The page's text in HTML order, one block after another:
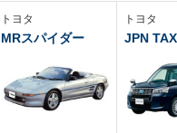
トヨタ
MRスパイダー
トヨタ
JPN